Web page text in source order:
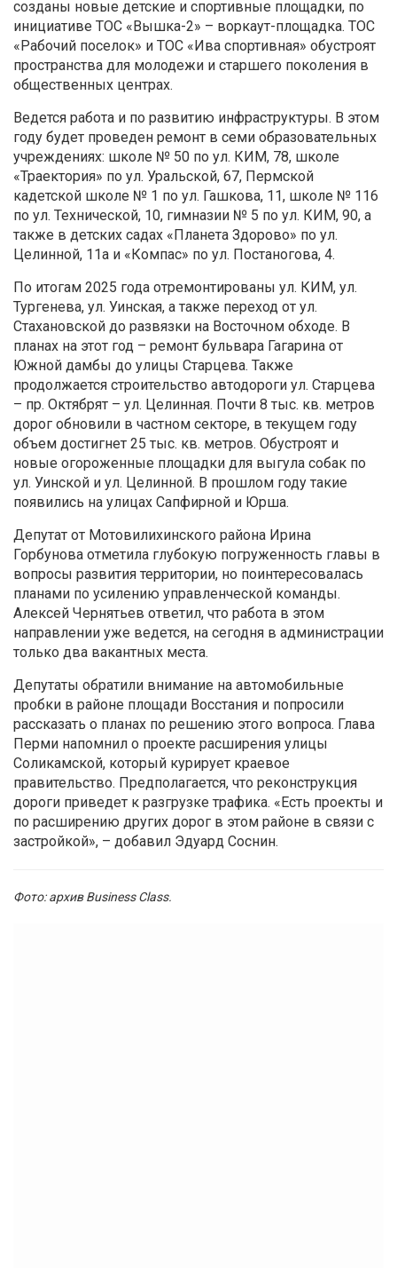
созданы новые детские и спортивные площадки, по
инициативе ТОС «Вышка-2» – воркаут-площадка. ТОС
«Рабочий поселок» и ТОС «Ива спортивная» обустроят
пространства для молодежи и старшего поколения в
общественных центрах.
Ведется работа и по развитию инфраструктуры. В этом
году будет проведен ремонт в семи образовательных
учреждениях: школе № 50 по ул. КИМ, 78, школе
«Траектория» по ул. Уральской, 67, Пермской
кадетской школе № 1 по ул. Гашкова, 11, школе № 116
по ул. Технической, 10, гимназии № 5 по ул. КИМ, 90, а
также в детских садах «Планета Здорово» по ул.
Целинной, 11а и «Компас» по ул. Постаногова, 4.
По итогам 2025 года отремонтированы ул. КИМ, ул.
Тургенева, ул. Уинская, а также переход от ул.
Стахановской до развязки на Восточном обходе. В
планах на этот год – ремонт бульвара Гагарина от
Южной дамбы до улицы Старцева. Также
продолжается строительство автодороги ул. Старцева
– пр. Октябрят – ул. Целинная. Почти 8 тыс. кв. метров
дорог обновили в частном секторе, в текущем году
объем достигнет 25 тыс. кв. метров. Обустроят и
новые огороженные площадки для выгула собак по
ул. Уинской и ул. Целинной. В прошлом году такие
появились на улицах Сапфирной и Юрша.
Депутат от Мотовилихинского района Ирина
Горбунова отметила глубокую погруженность главы в
вопросы развития территории, но поинтересовалась
планами по усилению управленческой команды.
Алексей Чернятьев ответил, что работа в этом
направлении уже ведется, на сегодня в администрации
только два вакантных места.
Депутаты обратили внимание на автомобильные
пробки в районе площади Восстания и попросили
рассказать о планах по решению этого вопроса. Глава
Перми напомнил о проекте расширения улицы
Соликамской, который курирует краевое
правительство. Предполагается, что реконструкция
дороги приведет к разгрузке трафика. «Есть проекты и
по расширению других дорог в этом районе в связи с
застройкой», – добавил Эдуард Соснин.
Фото: архив Business Class.